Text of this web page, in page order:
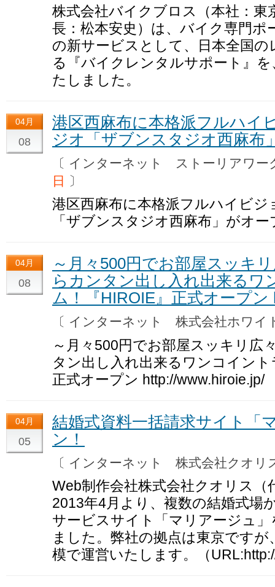
株式会社バイクブロス（本社：東
長：松本安史）は、バイク専門ポ
の新サービスとして、日本全国
る『バイクレンタルサポート』
たしました。
04月
08
港区西麻布に本格派フルハイ
ジオ「ザブンスタジオ西麻布
〔 インターネット ストーリアワ
日
〕
港区西麻布に本格派フルハイビ
「ザブンスタジオ西麻布」がオ
04月
08
～月々500円でお部屋スッキ
らカンタン出し入れ出来るワ
ム！『HIROIE』正式オープン
〔 インターネット 株式会社ホワ
～月々500円でお部屋スッキリ広
タン出し入れ出来るワンコイン
正式オープン http://www.hiroie.jp/
04月
05
結婚式資料一括請求サイト「
ン！
〔 インターネット 株式会社クオ
Web制作会社株式会社クオリス（
2013年4月より、複数の結婚式場
サービスサイト「マリアージュ
ました。弊社の拠点は東京です
模で運営いたします。（